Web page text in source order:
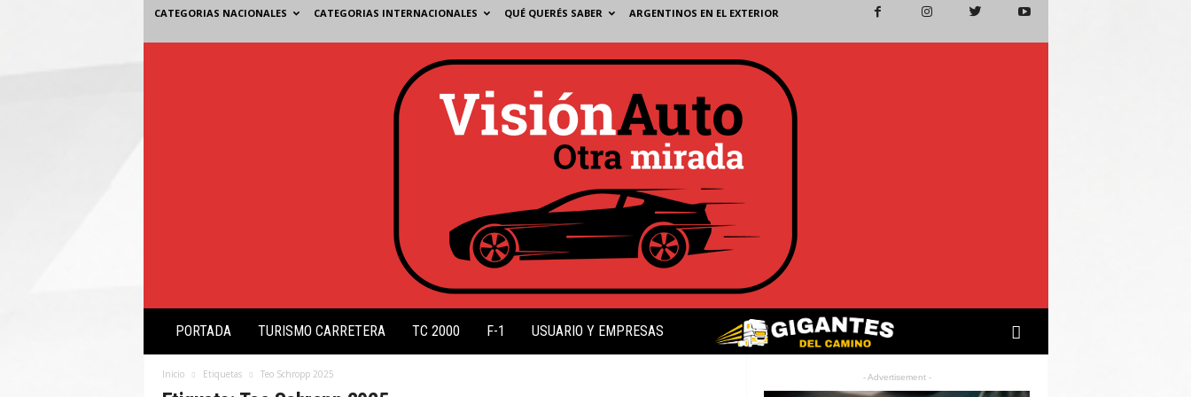
CATEGORIAS NACIONALES CATEGORIAS INTERNACIONALES QUÉ QUERÉS SABER ARGENTINOS EN EL EXTERIOR
s
PORTADA TURISMO CARRETERA TC 2000 F-1 USUARIO Y EMPRESAS
Inicio Etiquetas Teo Schropp 2025 - Advertisement -